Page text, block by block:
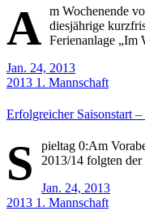
A m Wochenende
diesjährige
Ferienanlage „Im
Jan. 24, 2013
2013 1. Mannschaft
Erfolgreicher Saisonstart
S
pieltag 0:Am
2013/14 folgten der
Jan. 24, 2013
2013 1. Mannschaft